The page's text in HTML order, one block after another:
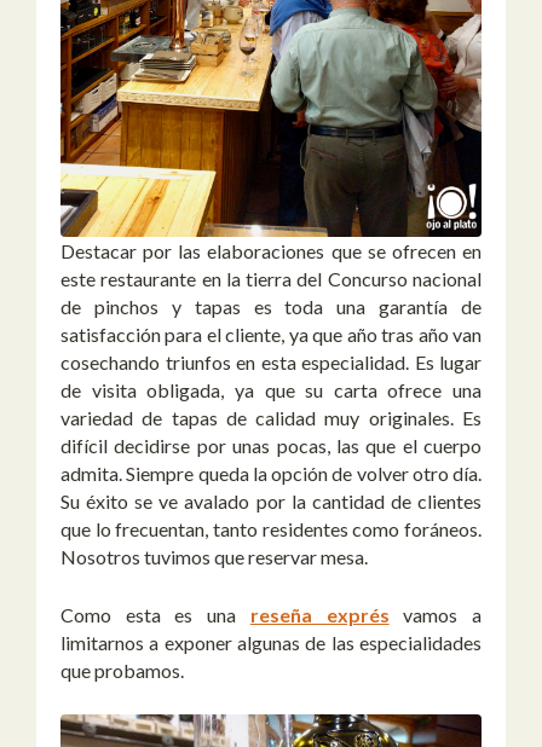
Destacar por las elaboraciones que se ofrecen en
este restaurante en la tierra del Concurso nacional
de pinchos y tapas es toda una garantía de
satisfacción para el cliente, ya que año tras año van
cosechando triunfos en esta especialidad. Es lugar
de visita obligada, ya que su carta ofrece una
variedad de tapas de calidad muy originales. Es
difícil decidirse por unas pocas, las que el cuerpo
admita. Siempre queda la opción de volver otro día.
Su éxito se ve avalado por la cantidad de clientes
que lo frecuentan, tanto residentes como foráneos.
Nosotros tuvimos que reservar mesa.
Como esta es una reseña exprés vamos a
limitarnos a exponer algunas de las especialidades
que probamos.